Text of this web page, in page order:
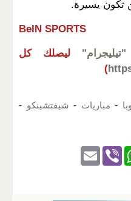
تكون يسيرة.
ليصلك كل
)
- مباريات - شيفتشينكو -
W
Vi